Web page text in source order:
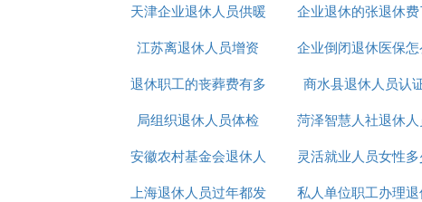
相比的。
工人和个体户退休的区别也不少：
一般来说，办理退休时，有用人单位的工人，
子女费。
办理退休以后，用人单位和职工的劳动关系
续缴纳社保了。
金多少年
个税
天津企业退休人员供暖
费
企业退休的张退休费
江苏离退休人员增资
企业倒闭退休医保怎
交
退休职工的丧葬费有多
少
商水县退休人员认
app
局组织退休人员体检
菏泽智慧人社退休人
认证
安徽农村基金会退休人
员
灵活就业人员女性
岁可以退休
上海退休人员过年都发
私人单位职工办理